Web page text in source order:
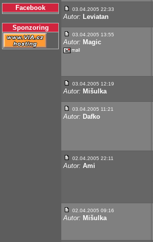
Facebook
Sponzoring
03.04.2005 22:33
Autor: Leviatan
03.04.2005 13:55
Autor: Magic
03.04.2005 12:19
Autor: Mišulka
03.04.2005 11:21
Autor: Dafko
02.04.2005 22:11
Autor: Ami
02.04.2005 09:16
Autor: Mišulka